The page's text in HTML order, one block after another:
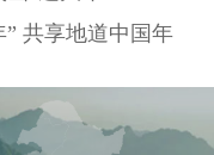
共享地道中国年